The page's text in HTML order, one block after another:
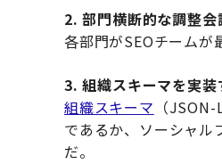
2. 部門横断的な調整会
各部門がSEOチームが
3. 組織スキーマを実装
組織スキーマ （
であるか、ソーシャル
だ。